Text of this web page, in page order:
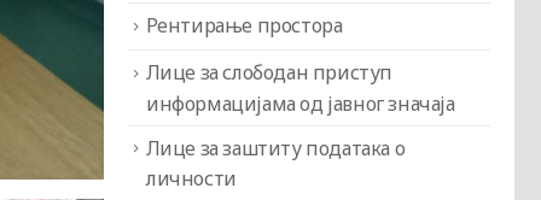
Рентирање простора
Лице за слободан приступ
информацијама од јавног значаја
Лице за заштиту података о
личности